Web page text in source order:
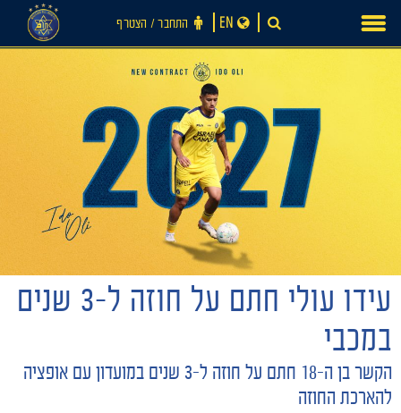
content
התחבר ‪/‬ הצטרף EN
עידו עולי חתם על חוזה ל-3 שנים
במכבי
הקשר בן ה-18 חתם על חוזה ל-3 שנים במועדון עם אופציה
להארכת החוזה